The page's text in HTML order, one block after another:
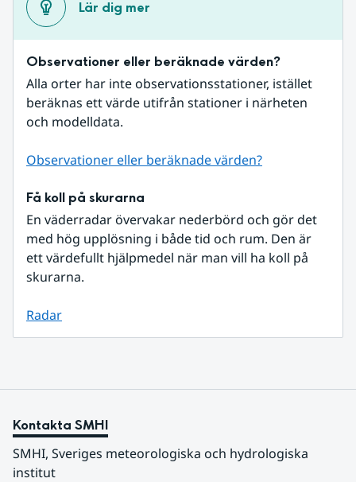
Lär dig mer
Observationer eller beräknade värden?
Alla orter har inte observationsstationer, istället
beräknas ett värde utifrån stationer i närheten
och modelldata.
Observationer eller beräknade värden?
Få koll på skurarna
En väderradar övervakar nederbörd och gör det
med hög upplösning i både tid och rum. Den är
ett värdefullt hjälpmedel när man vill ha koll på
skurarna.
Radar
Kontakta SMHI
SMHI, Sveriges meteorologiska och hydrologiska
institut